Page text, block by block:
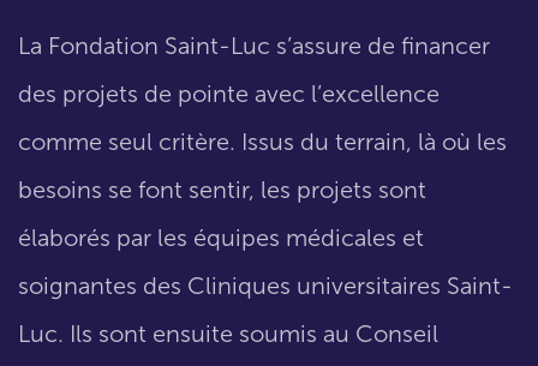
La Fondation Saint-Luc s’assure de financer
des projets de pointe avec l’excellence
comme seul critère. Issus du terrain, là où les
besoins se font sentir, les projets sont
élaborés par les équipes médicales et
soignantes des Cliniques universitaires Saint-
Luc. Ils sont ensuite soumis au Conseil